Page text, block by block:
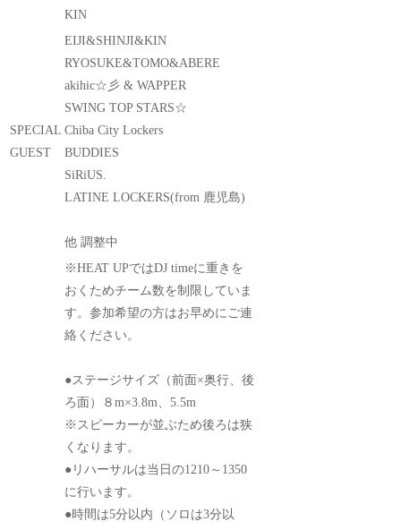
KIN
SPECIAL
GUEST
EIJI&SHINJI&KIN
RYOSUKE&TOMO&ABERE
akihic☆彡 & WAPPER
SWING TOP STARS☆
Chiba City Lockers
BUDDIES
SiRiUS.
LATINE LOCKERS(from 鹿児島)
他 調整中
※HEAT UPではDJ timeに重きを
おくためチーム数を制限していま
す。参加希望の方はお早めにご連
絡ください。
●ステージサイズ（前面×奥行、後
ろ面）８m×3.8m、5.5m
※スピーカーが並ぶため後ろは狭
くなります。
●リハーサルは当日の1210～1350
に行います。
●時間は5分以内（ソロは3分以